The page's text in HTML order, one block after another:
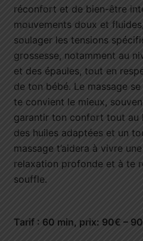
réconfort et de bien-être
mouvements doux et
soulager les tensions
grossesse, notamment au
et des épaules, tout en
de ton bébé. Le massage
te convient le mieux,
garantir ton confort tout au
des huiles adaptées et un
massage t’aidera à vivre
relaxation profonde et à te
souffle.
Tarif : 60 min, prix: 90€ –